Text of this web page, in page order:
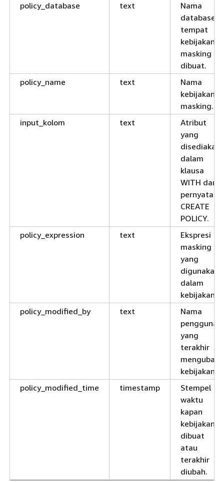
policy_database text
Nama
database
tempat
kebijakan
masking
dibuat.
policy_name
text
Nama
kebijakan
masking.
input_kolom
text
Atribut
yang
disediakan
dalam
klausa
WITH dari
pernyataan
CREATE
POLICY.
policy_expression
text
Ekspresi
masking
yang
digunakan
dalam
kebijakan.
policy_modified_by
text
Nama
pengguna
yang
terakhir
mengubah
kebijakan.
policy_modified_time
timestamp
Stempel
waktu
kapan
kebijakan
dibuat
atau
terakhir
diubah.